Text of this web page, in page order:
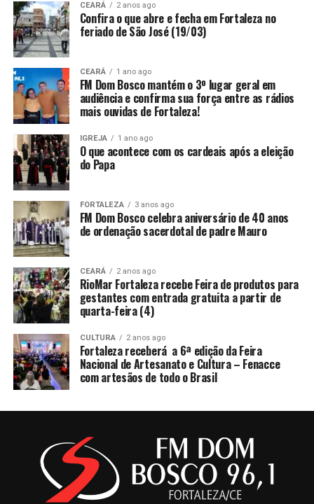
CEARÁ 2 anos ago
Confira o que abre e fecha em Fortaleza no
feriado de São José (19/03)
CEARÁ 1 ano ago
FM Dom Bosco mantém o 3º lugar geral em
audiência e confirma sua força entre as rádios
mais ouvidas de Fortaleza!
IGREJA 1 ano ago
O que acontece com os cardeais após a eleição
do Papa
FORTALEZA 3 anos ago
FM Dom Bosco celebra aniversário de 40 anos
de ordenação sacerdotal de padre Mauro
CEARÁ 2 anos ago
RioMar Fortaleza recebe Feira de produtos para
gestantes com entrada gratuita a partir de
quarta-feira (4)
CULTURA 2 anos ago
Fortaleza receberá a 6ª edição da Feira
Nacional de Artesanato e Cultura – Fenacce
com artesãos de todo o Brasil